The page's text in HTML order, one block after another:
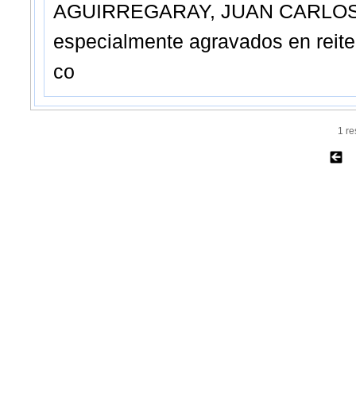
AGUIRREGARAY, JUAN
especialmente agravados en
co
1